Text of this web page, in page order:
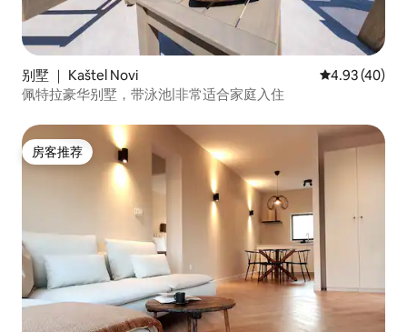
别墅 ｜ Kaštel Novi 平均评分
4.93 (40)
佩特拉豪华别墅，带泳池|非常适合家庭入住
房客推荐
房客推荐